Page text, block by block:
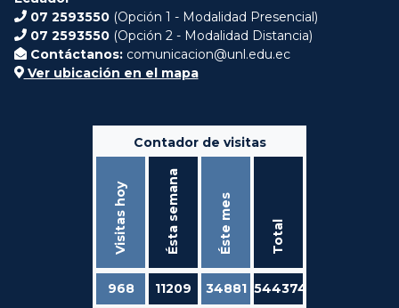
07 2593550 (Opción 1 - Modalidad Presencial)
07 2593550 (Opción 2 - Modalidad Distancia)
Contáctanos: comunicacion@unl.edu.ec
Ver ubicación en el mapa
Contador de visitas
Visitas hoy Ésta semana Éste mes Total
968 11209 34881 544374